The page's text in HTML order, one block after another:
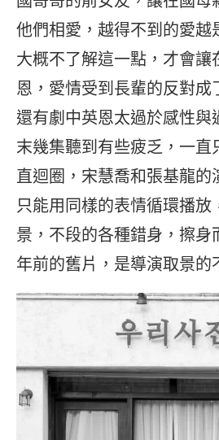
他們相愛，越得不到的愛越
大概不了解這一點，才會讓
恩，愛情受到長輩的反對成
還有劇中英恩太過於感性與
末幾集聽到有些疲乏，一直
直迴圈，宋慧喬和張基龍的
只能用同樣的表情循環播放
景，不段的各種錯身，擦身
年前的舊片，是導演取景的